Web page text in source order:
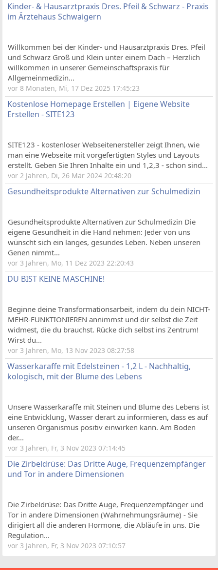
Kinder- & Hausarztpraxis Dres. Pfeil & Schwarz - Praxis
im Ärztehaus Schwaigern
Willkommen bei der Kinder- und Hausarztpraxis Dres. Pfeil
und Schwarz Groß und Klein unter einem Dach – Herzlich
willkommen in unserer Gemeinschaftspraxis für
Allgemeinmedizin...
vor 8 Monaten, Mi, 17 Dez 2025 17:45:23
Kostenlose Homepage Erstellen | Eigene Website
Erstellen - SITE123
SITE123 - kostenloser Webseitenersteller zeigt Ihnen, wie
man eine Webseite mit vorgefertigten Styles und Layouts
erstellt. Geben Sie Ihren Inhalte ein und 1,2,3 - schon sind...
vor 2 Jahren, Di, 26 Mär 2024 20:48:20
Gesundheitsprodukte Alternativen zur Schulmedizin
Gesundheitsprodukte Alternativen zur Schulmedizin Die
eigene Gesundheit in die Hand nehmen: Jeder von uns
wünscht sich ein langes, gesundes Leben. Neben unseren
Genen nimmt...
vor 3 Jahren, Mo, 11 Dez 2023 22:20:43
DU BIST KEINE MASCHINE!
Beginne deine Transformationsarbeit, indem du dein NICHT-
MEHR-FUNKTIONIEREN annimmst und dir selbst die Zeit
widmest, die du brauchst. Rücke dich selbst ins Zentrum!
Wirst du...
vor 3 Jahren, Mo, 13 Nov 2023 08:27:58
Wasserkaraffe mit Edelsteinen - 1,2 L - Nachhaltig,
kologisch, mit der Blume des Lebens
Unsere Wasserkaraffe mit Steinen und Blume des Lebens ist
eine Entwicklung, Wasser derart zu informieren, dass es auf
unseren Organismus positiv einwirken kann. Am Boden
der...
vor 3 Jahren, Fr, 3 Nov 2023 07:14:45
Die Zirbeldrüse: Das Dritte Auge, Frequenzempfänger
und Tor in andere Dimensionen
Die Zirbeldrüse: Das Dritte Auge, Frequenzempfänger und
Tor in andere Dimensionen (Wahrnehmungsräume) - Sie
dirigiert all die anderen Hormone, die Abläufe in uns. Die
Regulation...
vor 3 Jahren, Fr, 3 Nov 2023 07:10:57